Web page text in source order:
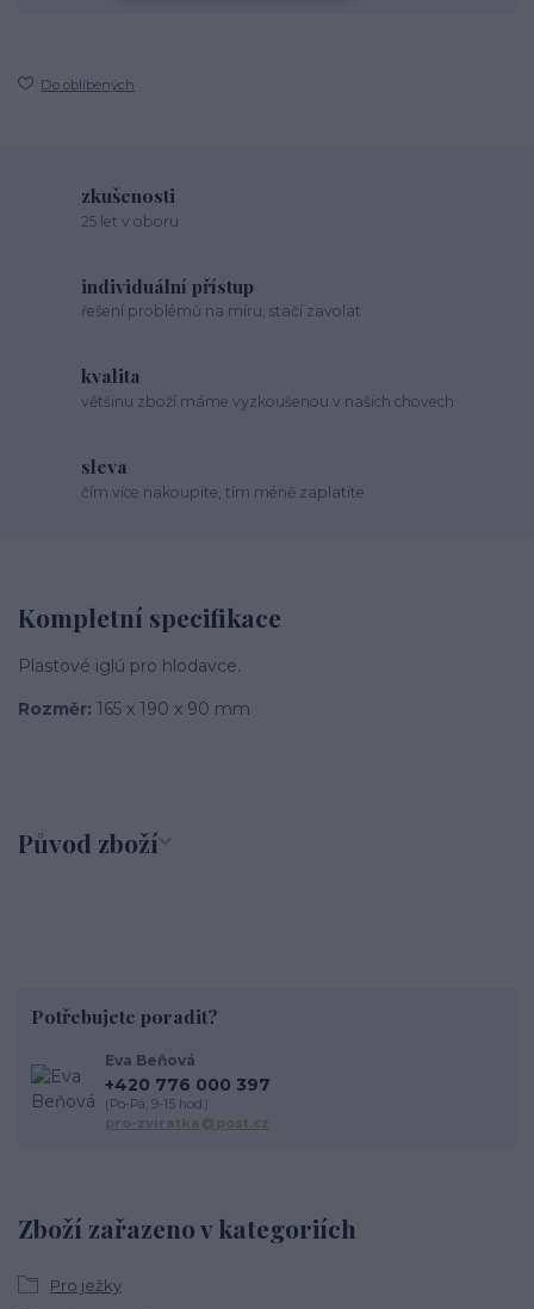
Do oblíbených
zkušenosti
25 let v oboru
individuální přístup
řešení problémů na míru, stačí zavolat
kvalita
většinu zboží máme vyzkoušenou v našich chovech
sleva
čím více nakoupíte, tím méně zaplatíte
Kompletní specifikace
Plastové iglú pro hlodavce.
Rozměr: 165 x 190 x 90 mm
Původ zboží
Zboží zařazeno v kategoriích
Pro ježky
Potřebujete poradit?
Eva Beňová
+420 776 000 397
(Po-Pá, 9-15 hod.)
pro-zviratka@post.cz